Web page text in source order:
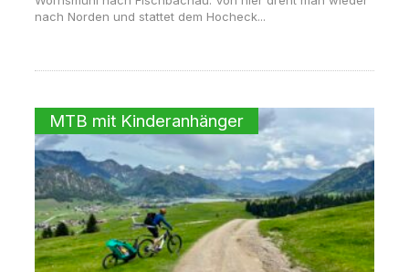
nach Norden und stattet dem Hocheck...
MTB mit Kinderanhänger